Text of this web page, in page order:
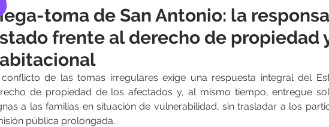
toma de San Antonio: la
frente al derecho de propiedad
de las tomas irregulares exige una respuesta integral del
de propiedad de los afectados y, al mismo tiempo, entregue
a las familias en situación de vulnerabilidad, sin trasladar a los
pública prolongada.